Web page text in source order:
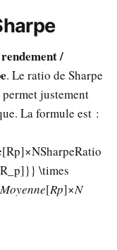
/
. Le ratio de Sharpe
justement
La formule est :
\times
Moyenne[Rp​]​×N